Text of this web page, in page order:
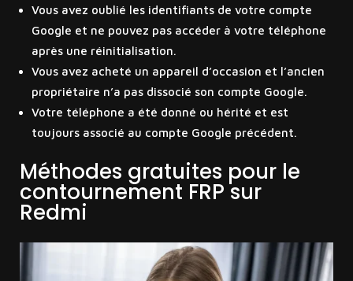
Vous avez oublié les identifiants de votre compte
Google et ne pouvez pas accéder à votre téléphone
après une réinitialisation.
Vous avez acheté un appareil d’occasion et l’ancien
propriétaire n’a pas dissocié son compte Google.
Votre téléphone a été donné ou hérité et est
toujours associé au compte Google précédent.
Méthodes gratuites pour le
contournement FRP sur
Redmi